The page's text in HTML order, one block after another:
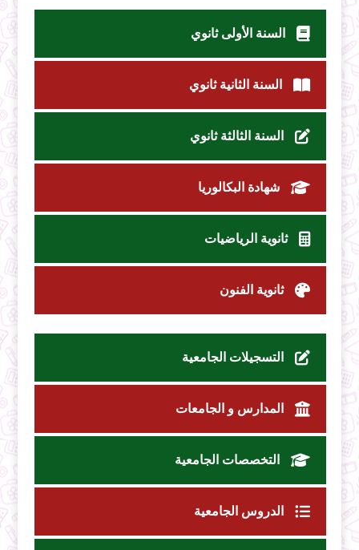
السنة الأولى ثانوي
السنة الثانية ثانوي
السنة الثالثة ثانوي
شهادة البكالوريا
ثانوية الرياضيات
ثانوية الفنون
التسجيلات الجامعية
المدارس و الجامعات
التخصصات الجامعية
الدروس الجامعية